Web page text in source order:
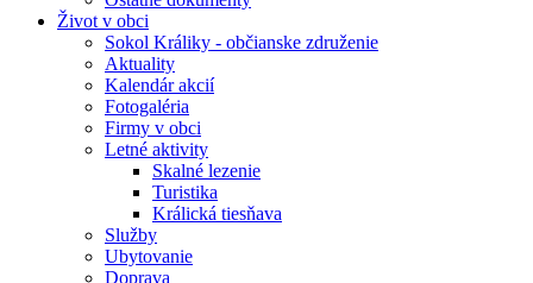
Život v obci
Sokol Králiky - občianske združenie
Aktuality
Kalendár akcií
Fotogaléria
Firmy v obci
Letné aktivity
Skalné lezenie
Turistika
Králická tiesňava
Služby
Ubytovanie
Doprava